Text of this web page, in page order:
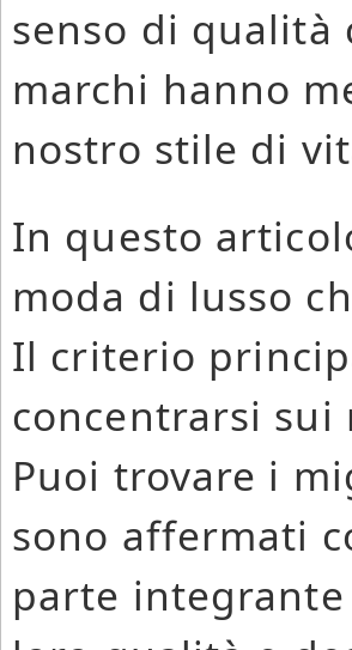
senso di qualità
marchi hanno
nostro stile di
In questo
moda di lusso
Il criterio
concentrarsi
Puoi trovare i
sono affermati
parte